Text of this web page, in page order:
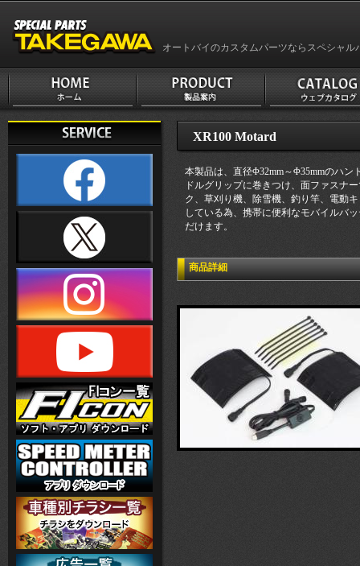
オートバイのカスタムパーツならスペシャル
XR100 Motard
本製品は、直径Φ32mm～Φ35mmのハ
ドルグリップに巻きつけ、面ファスナ
ク、草刈り機、除雪機、釣り竿、電動
している為、携帯に便利なモバイルバ
だけます。
商品詳細